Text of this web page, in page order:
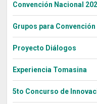
Convención Nacional
Grupos para
Proyecto Diálogos
Experiencia Tomasina
5to Concurso de